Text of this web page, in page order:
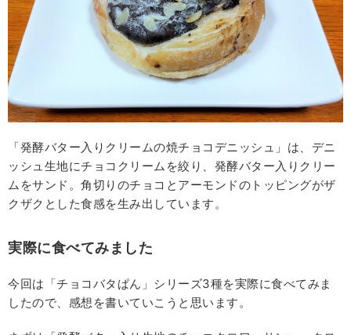
「発酵バター入りクリームの焼チョコデニッシュ」は、デニ
ッシュ生地にチョコクリームを絞り、発酵バター入りクリー
ムをサンド。角切りのチョコとアーモンドのトッピングがザ
クザクとした食感を生み出しています。
実際に食べてみました
今回は「チョコバタぱん」シリーズ3種を実際に食べてみま
したので、感想を書いていこうと思います。